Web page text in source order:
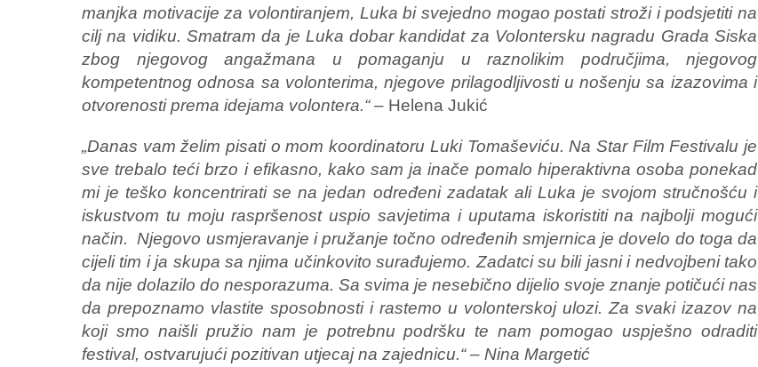
manjka motivacije za volontiranjem, Luka bi svejedno mogao postati stroži i podsjetiti na
cilj na vidiku. Smatram da je Luka dobar kandidat za Volontersku nagradu Grada Siska
zbog njegovog angažmana u pomaganju u raznolikim područjima, njegovog
kompetentnog odnosa sa volonterima, njegove prilagodljivosti u nošenju sa izazovima i
otvorenosti prema idejama volontera.“– Helena Jukić
„Danas vam želim pisati o mom koordinatoru Luki Tomaševiću. Na Star Film Festivalu je
sve trebalo teći brzo i efikasno, kako sam ja inače pomalo hiperaktivna osoba ponekad
mi je teško koncentrirati se na jedan određeni zadatak ali Luka je svojom stručnošću i
iskustvom tu moju raspršenost uspio savjetima i uputama iskoristiti na najbolji mogući
način. Njegovo usmjeravanje i pružanje točno određenih smjernica je dovelo do toga da
cijeli tim i ja skupa sa njima učinkovito surađujemo. Zadatci su bili jasni i nedvojbeni tako
da nije dolazilo do nesporazuma. Sa svima je nesebično dijelio svoje znanje potičući nas
da prepoznamo vlastite sposobnosti i rastemo u volonterskoj ulozi. Za svaki izazov na
koji smo naišli pružio nam je potrebnu podršku te nam pomogao uspješno odraditi
festival, ostvarujući pozitivan utjecaj na zajednicu.“ – Nina Margetić